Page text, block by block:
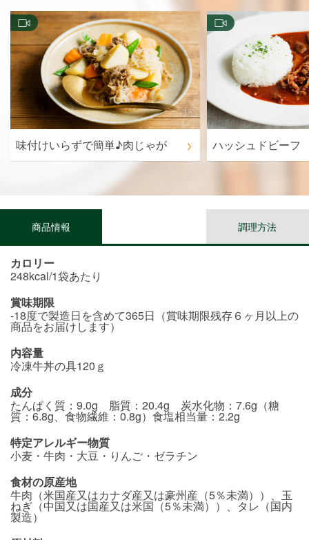
味付けいらずで簡単♪肉じゃが ハッシュドビーフ
商品情報 調理方法
カロリー
248kcal/1袋あたり
賞味期限
-18度で製造日を含めて365日（賞味期限残存６ヶ月以上の
商品をお届けします）
内容量
冷凍牛丼の具120ｇ
成分
たんぱく質：9.0g 脂質：20.4g 炭水化物：7.6g（糖
質：6.8g、食物繊維：0.8g）食塩相当量：2.2g
特定アレルギー物質
小麦・牛肉・大豆・りんご・ゼラチン
食材の原産地
牛肉（米国産又はカナダ産又は豪州産（5％未満））、玉
ねぎ（中国又は国産又は米国（5％未満））、タレ（国内
製造）